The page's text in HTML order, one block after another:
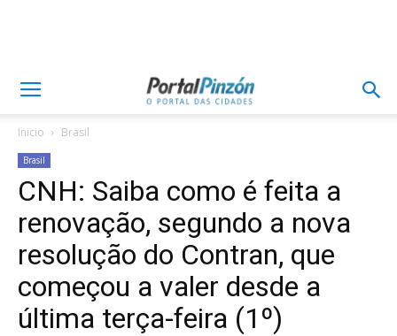
Inicio Brasil
Brasil
CNH: Saiba como é feita a
renovação, segundo a nova
resolução do Contran, que
começou a valer desde a
última terça-feira (1º)